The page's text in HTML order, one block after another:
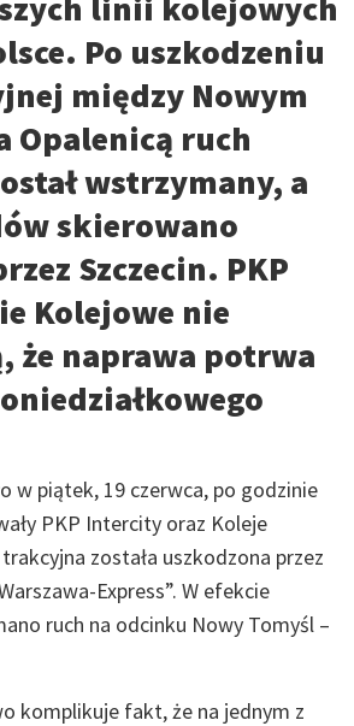
Po uszkodzeniu
między Nowym
Opalenicą ruch
wstrzymany, a
skierowano
Szczecin. PKP
Kolejowe nie
że naprawa potrwa
w piątek, 19 czerwca, po godzinie
PKP Intercity oraz Koleje
została uszkodzona przez
Express”. W efekcie
ruch na odcinku Nowy Tomyśl –
komplikuje fakt, że na jednym z